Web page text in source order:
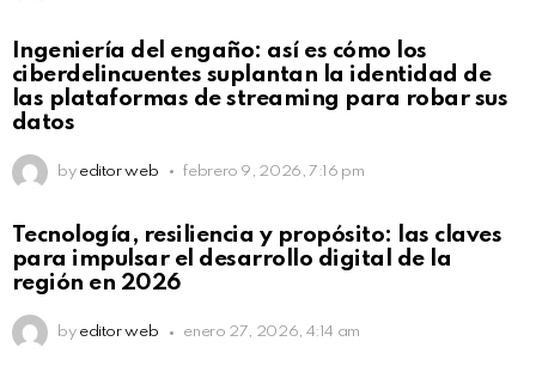
Click to view this post
Ingeniería del engaño: así es cómo los
ciberdelincuentes suplantan la identidad de
las plataformas de streaming para robar sus
datos
by editor web febrero 9, 2026, 7:16 pm
Not Safe For Work
Click to view this post
Tecnología, resiliencia y propósito: las claves
para impulsar el desarrollo digital de la
región en 2026
by editor web enero 27, 2026, 4:14 am